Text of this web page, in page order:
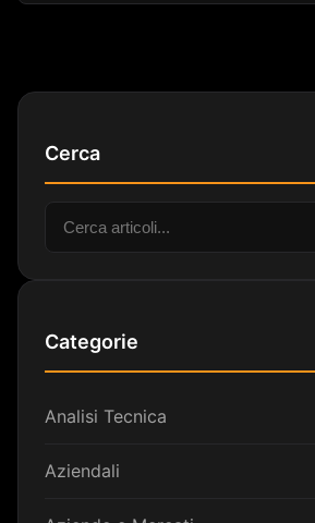
Cerca
Cerca:
Categorie
Analisi Tecnica
Aziendali